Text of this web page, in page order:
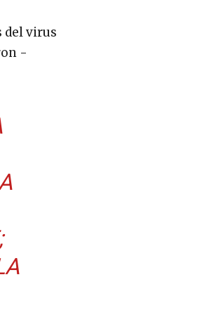
del virus
-